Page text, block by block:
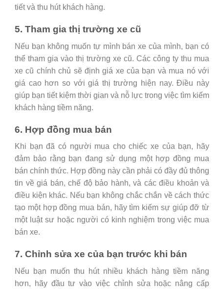
tiết và thu hút khách hàng.
5. Tham gia thị trường xe cũ
Nếu bạn không muốn tự mình bán xe của mình, bạn có
thể tham gia vào thị trường xe cũ. Các công ty thu mua
xe cũ chính chủ sẽ định giá xe của bạn và mua nó với
giá cao hơn so với giá thị trường hiện nay. Điều này
giúp bạn tiết kiệm thời gian và nỗ lực trong việc tìm kiếm
khách hàng tiềm năng.
6. Hợp đồng mua bán
Khi bạn đã có người mua cho chiếc xe của bạn, hãy
đảm bảo rằng bạn đang sử dụng một hợp đồng mua
bán chính thức. Hợp đồng này cần phải có đầy đủ thông
tin về giá bán, chế độ bảo hành, và các điều khoản và
điều kiện khác. Nếu bạn không chắc chắn về cách thức
tạo một hợp đồng mua bán, hãy tìm kiếm sự giúp đỡ từ
một luật sư hoặc người có kinh nghiệm trong việc mua
bán xe.
7. Chỉnh sửa xe của bạn trước khi bán
Nếu bạn muốn thu hút nhiều khách hàng tiềm năng
hơn, hãy đầu tư vào việc chỉnh sửa hoặc nâng cấp